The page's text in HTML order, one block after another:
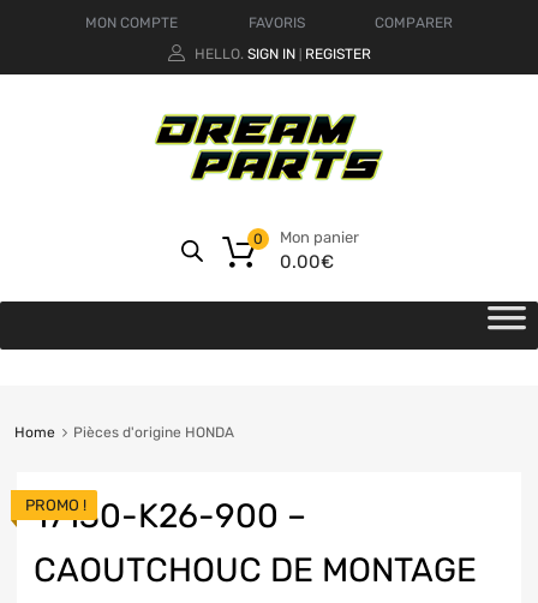
MON COMPTE FAVORIS
COMPARER
HELLO. SIGN IN REGISTER
Mon panier
0.00€
0
Home Pièces d'origine HONDA
17130-K26-900 –
CAOUTCHOUC DE MONTAGE
PROMO !